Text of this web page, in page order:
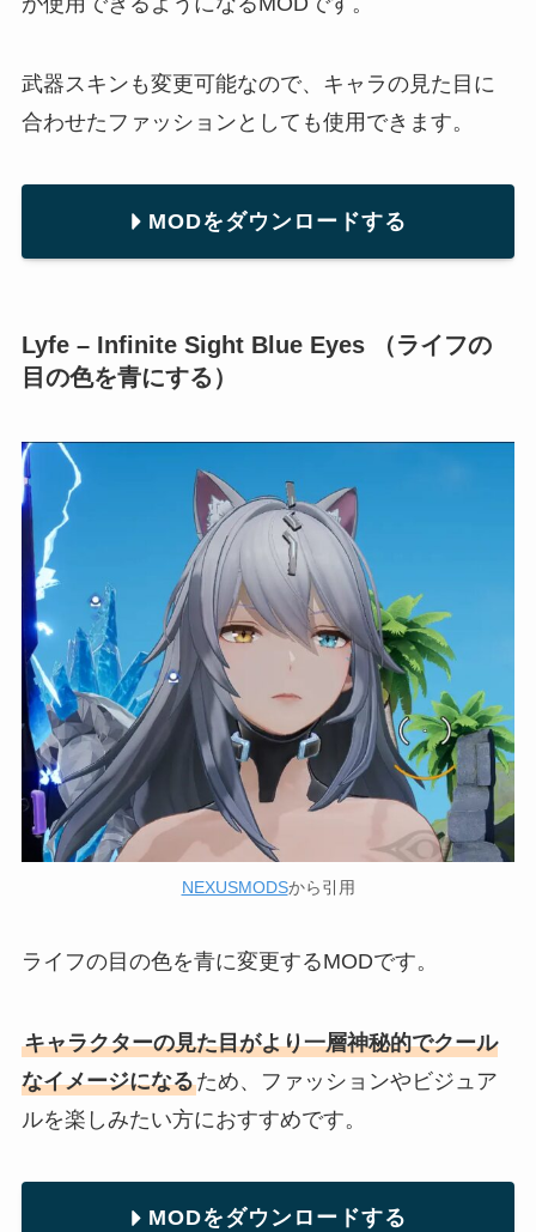
武器スキンも変更可能なので、キャラの見た目に
合わせたファッションとしても使用できます。
MODをダウンロードする
Lyfe – Infinite Sight Blue Eyes （ライフの
目の色を青にする）
NEXUSMODSから引用
ライフの目の色を青に変更するMODです。
キャラクターの見た目がより一層神秘的でクール
なイメージになるため、ファッションやビジュア
ルを楽しみたい方におすすめです。
MODをダウンロードする